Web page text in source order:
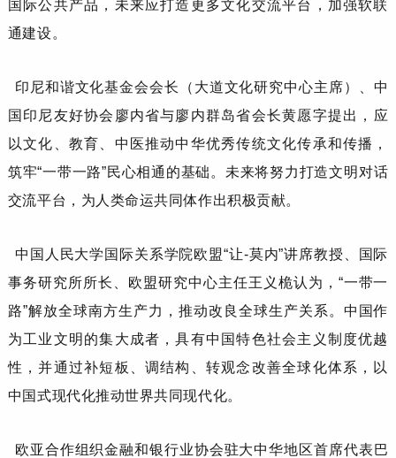
国际公共产品，未来应打造更多文化交流平台，加强软联
通建设。
印尼和谐文化基金会会长（大道文化研究中心主席）
中
国印尼友好协会廖内省与廖内群岛省会长黄愿字提出，应
以文化、教育、中医推动中华优秀传统文化传承和传播，
筑牢“一带一路”民心相通的基础。未来将努力打造文明对话
交流平台，为人类命运共同体作出积极贡献。
中国人民大学国际关系学院欧盟“让-莫内”讲席教授、国际
事务研究所所长、欧盟研究中心主任王义桅认为， “一带一
路”解放全球南方生产力，推动改良全球生产关系。中国作
为工业文明的集大成者，具有中国特色社会主义制度优越
性，并通过补短板、调结构、转观念改善全球化体系，以
中国式现代化推动世界共同现代化。
欧亚合作组织金融和银行业协会驻大中华地区首席代表 巴